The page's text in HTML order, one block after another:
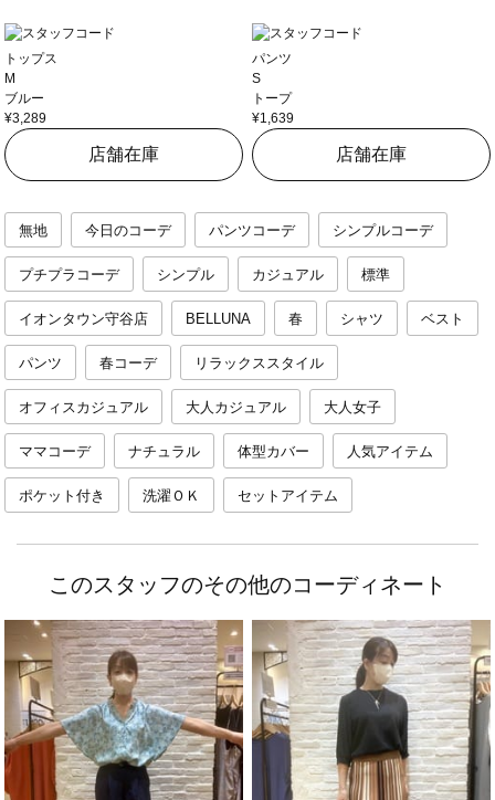
トップス
M
ブルー
¥3,289
店舗在庫
パンツ
S
トープ
¥1,639
店舗在庫
無地 今日のコーデ パンツコーデ シンプルコーデ
プチプラコーデ シンプル カジュアル 標準
イオンタウン守谷店 BELLUNA 春 シャツ ベスト
パンツ 春コーデ リラックススタイル
オフィスカジュアル 大人カジュアル 大人女子
ママコーデ ナチュラル 体型カバー 人気アイテム
ポケット付き 洗濯ＯＫ セットアイテム
このスタッフのその他のコーディネート